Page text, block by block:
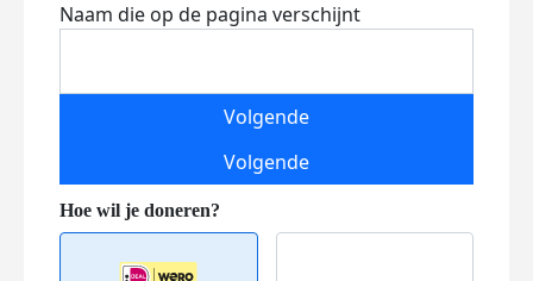
Naam die op de pagina verschijnt
Volgende
Volgende